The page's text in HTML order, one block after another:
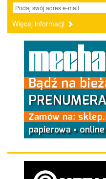
Więcej informacji